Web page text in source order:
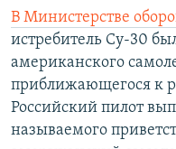
В Министерстве
истребитель Су-30
американского
приближающегося к
Российский пилот
называемого